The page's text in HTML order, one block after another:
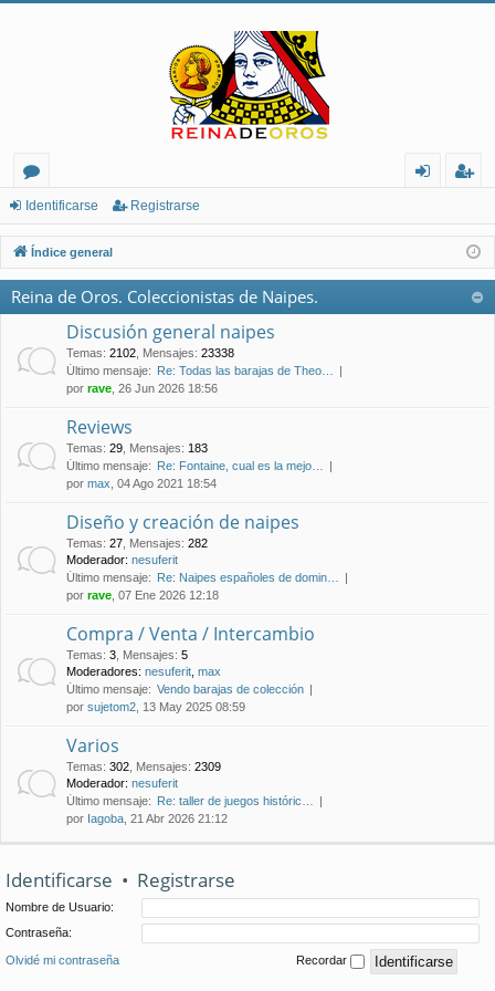
or
os
nt
ifi
ist
ra
Identificarse Registrarse
Índice general
Reina de Oros. Coleccionistas de Naipes.
Discusión general naipes
Temas: 2102 Mensajes: 23338
Último mensaje: Re: Todas las barajas de Theo…
por rave , 26 Jun 2026 18:56
Reviews
Temas: 29 Mensajes: 183
Último mensaje: Re: Fontaine, cual es la mejo…
por max , 04 Ago 2021 18:54
Diseño y creación de naipes
Temas: 27 Mensajes: 282
Moderador: nesuferit
Último mensaje: Re: Naipes españoles de domin…
por rave , 07 Ene 2026 12:18
Compra / Venta / Intercambio
Temas: 3 Mensajes: 5
Moderadores: nesuferit max
Último mensaje: Vendo barajas de colección
por sujetom2 , 13 May 2025 08:59
Varios
Temas: 302 Mensajes: 2309
Moderador: nesuferit
Último mensaje: Re: taller de juegos históric…
por Iagoba , 21 Abr 2026 21:12
Identificarse • Registrarse
Nombre de Usuario:
Contraseña:
Olvidé mi contraseña Recordar